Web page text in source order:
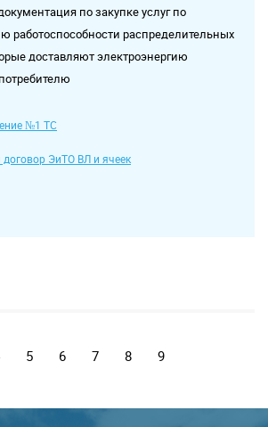
по закупке услуг по
работоспособности распределительных
доставляют электроэнергию
№1 ТС
договор ЭиТО ВЛ и ячеек
5 6 7 8 9